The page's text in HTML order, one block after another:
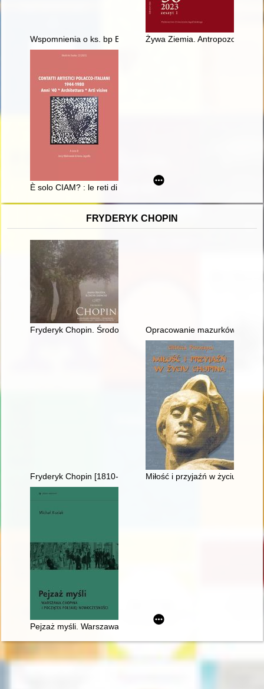
Wspomnienia o ks. bp Edwardzie SamseluŻywa Ziemia. Antropozofia
È solo CIAM? : le reti di contatti e la natura dei rapporti
FRYDERYK CHOPIN
Fryderyk Chopin. Środowisko społeczne, osobowość,
Opracowanie mazurków
Fryderyk Chopin [1810-1849] i jego muzyka
Miłość i przyjaźń w życiu
Pejzaż myśli. Warszawa Chopina i początek polskiej